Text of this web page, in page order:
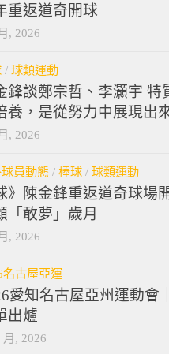
重返道奇開球
, 2026
/ 球類運動
鋒談鄭宗哲、李灝宇 特
養，是從努力中展現出
, 2026
員動態 / 棒球 / 球類運動
》陳金鋒重返道奇球
「敢夢」歲月
, 2026
名古屋亞運
愛知名古屋亞州運動會
出爐
月, 2026